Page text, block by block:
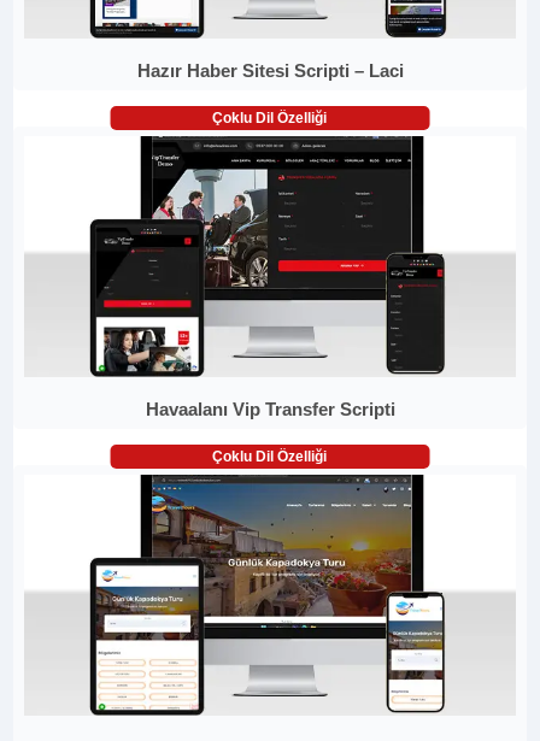
Hazır Haber Sitesi Scripti – Laci
Çoklu Dil Özelliği
Havaalanı Vip Transfer Scripti
Çoklu Dil Özelliği